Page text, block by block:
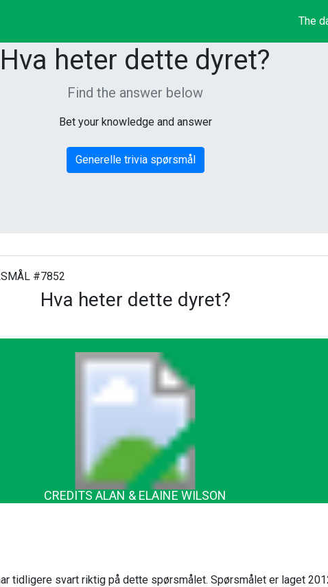
The
Hva heter dette dyret?
Find the answer below
Bet your knowledge and answer
Generelle trivia spørsmål
#7852
Hva heter dette dyret?
CREDITS ALAN & ELAINE WILSON
tidligere svart riktig på dette spørsmålet. Spørsmålet er laget